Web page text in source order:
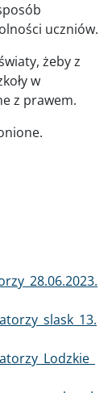
uczniów.
żeby z
w
z prawem.